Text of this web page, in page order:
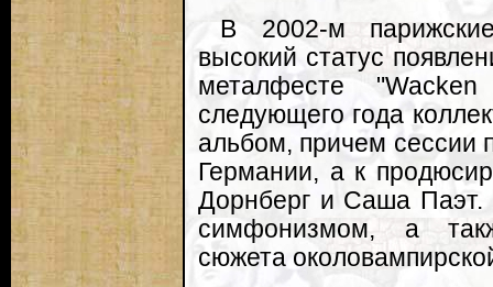
В 2002-м
высокий статус
металфесте
следующего года
альбом, причем сессии
Германии, а к
Дорнберг и Саша Паэт.
симфонизмом, а
сюжета